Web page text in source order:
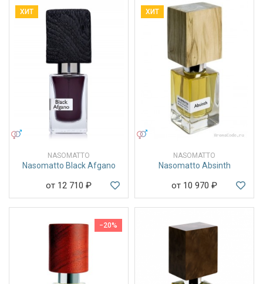
ХИТ
УНИСЕКС
NASOMATTO
Nasomatto Black Afgano
от 12 710 ₽
ХИТ
NASOMATTO
Nasomatto Absinth
от 10 970 ₽
−20%